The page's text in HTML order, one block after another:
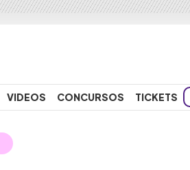
VIDEOS CONCURSOS TICKETS